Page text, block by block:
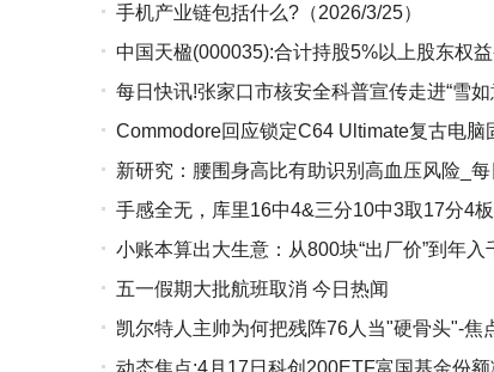
手机产业链包括什么?（2026/3/25）
中国天楹(000035):合计持股5%以上股东权
每日快讯!张家口市核安全科普宣传走进“雪如
Commodore回应锁定C64 Ultimate复古电脑
新研究：腰围身高比有助识别高血压风险_
手感全无，库里16中4&三分10中3取17分4
小账本算出大生意：从800块“出厂价”到年入
五一假期大批航班取消 今日热闻
凯尔特人主帅为何把残阵76人当"硬骨头"-焦
动态焦点:4月17日科创200ETF富国基金份